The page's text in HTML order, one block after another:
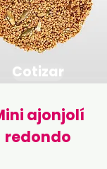
Cotizar
ajonjolí
redondo